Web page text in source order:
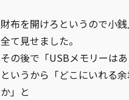
財布を開けろというので小
全て見せました。
その後で「USBメモリーはあ
というから「どこにいれる
か」と